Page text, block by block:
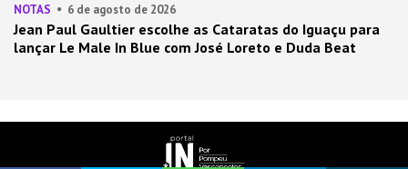
NOTAS 6 de agosto de 2026
Jean Paul Gaultier escolhe as Cataratas do Iguaçu para
lançar Le Male In Blue com José Loreto e Duda Beat